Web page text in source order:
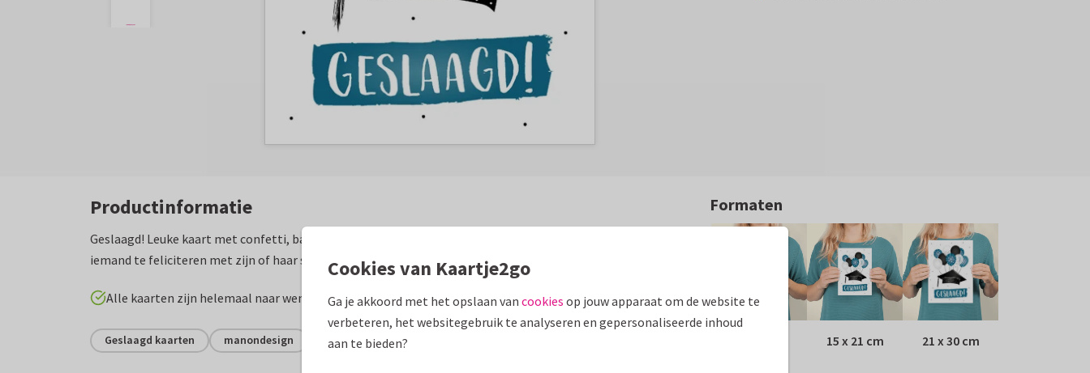
Productinformatie
Geslaagd! Leuke kaart met confetti, ballonnen en een afstudeerhoed om
iemand te feliciteren met zijn of haar schooldiploma / afstuderen.
Alle kaarten zijn helemaal naar wens aan te passen
Geslaagd kaarten manondesign Middelbare school
Formaten
15 x 21 cm 21 x 30 cm
Cookies van Kaartje2go
Ga je akkoord met het opslaan van cookies op jouw apparaat om de website te
verbeteren, het websitegebruik te analyseren en gepersonaliseerde inhoud
aan te bieden?